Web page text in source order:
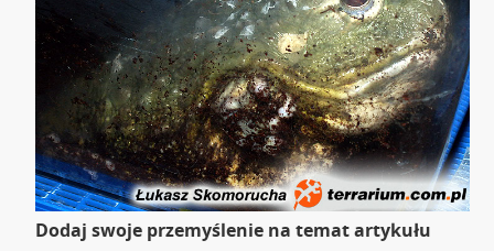
Dodaj swoje przemyślenie na temat artykułu